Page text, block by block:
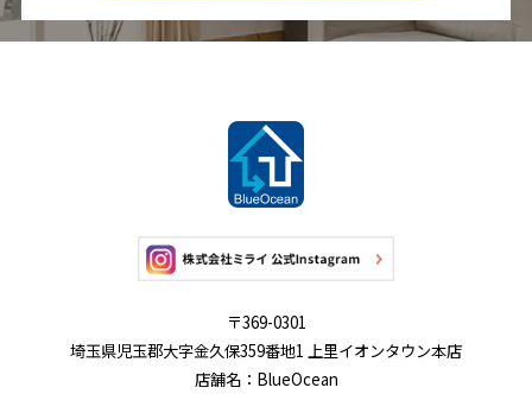
〒369-0301
埼玉県児玉郡大字金久保359番地1 上里イオンタウン本店
店舗名：BlueOcean